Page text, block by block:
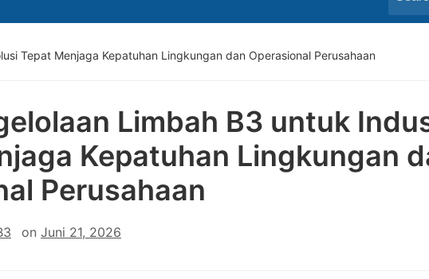
for:
Tepat Menjaga Kepatuhan Lingkungan dan Operasional Perusahaan
Limbah B3 untuk
Kepatuhan Lingkungan
Perusahaan
on Juni 21, 2026